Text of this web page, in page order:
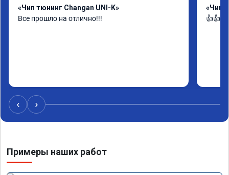
«Чип тюнинг Changan UNI-K»
Все прошло на отлично!!!
«Чип
‹ ›
Примеры наших работ